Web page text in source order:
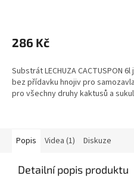
286 Kč
Substrát LECHUZA CACTUSPON
bez přídavku hnojiv pro
pro všechny druhy kaktusů a
Popis Videa (1) Diskuze
Detailní popis produktu